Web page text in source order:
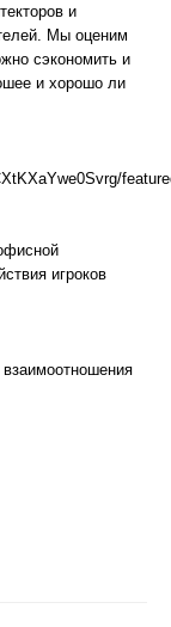
и
Мы оценим
сэкономить и
и хорошо ли
игроков